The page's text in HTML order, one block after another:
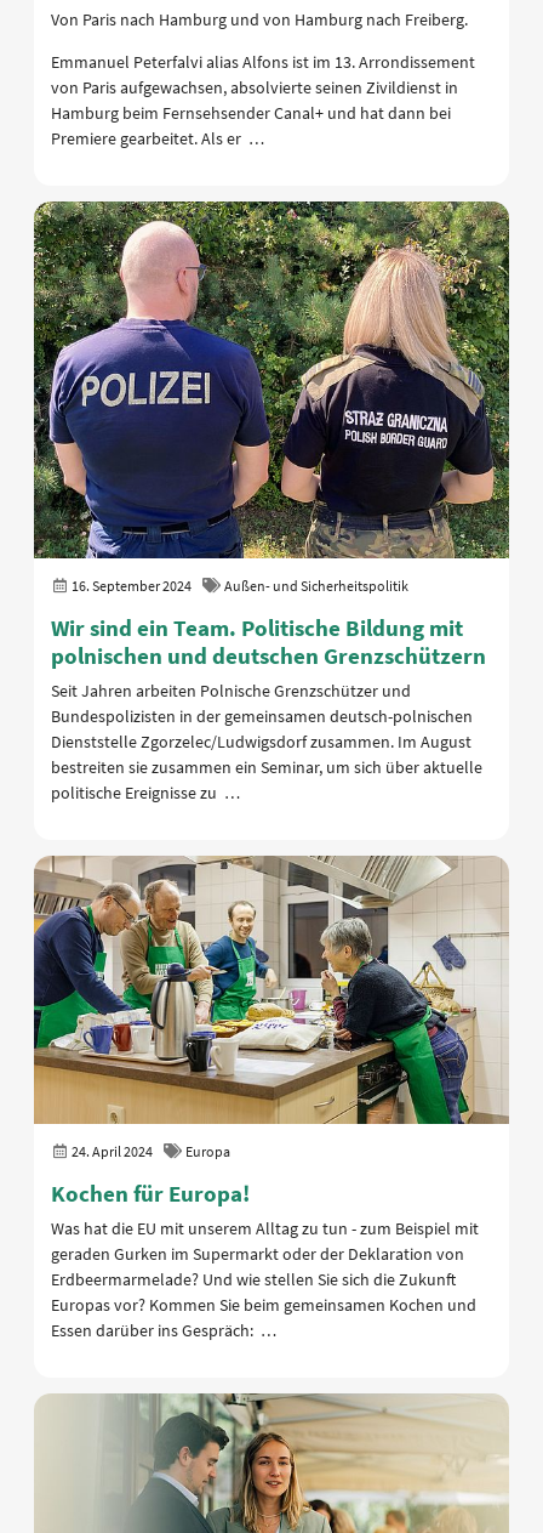
Von Paris nach Hamburg und von Hamburg nach Freiberg.
Emmanuel Peterfalvi alias Alfons ist im 13. Arrondissement
von Paris aufgewachsen, absolvierte seinen Zivildienst in
Hamburg beim Fernsehsender Canal+ und hat dann bei
Premiere gearbeitet. Als er …
16. September 2024 Außen- und Sicherheitspolitik
Wir sind ein Team. Politische Bildung mit
polnischen und deutschen Grenzschützern
Seit Jahren arbeiten Polnische Grenzschützer und
Bundespolizisten in der gemeinsamen deutsch-polnischen
Dienststelle Zgorzelec/Ludwigsdorf zusammen. Im August
bestreiten sie zusammen ein Seminar, um sich über aktuelle
politische Ereignisse zu …
24. April 2024 Europa
Kochen für Europa!
Was hat die EU mit unserem Alltag zu tun - zum Beispiel mit
geraden Gurken im Supermarkt oder der Deklaration von
Erdbeermarmelade? Und wie stellen Sie sich die Zukunft
Europas vor? Kommen Sie beim gemeinsamen Kochen und
Essen darüber ins Gespräch: …